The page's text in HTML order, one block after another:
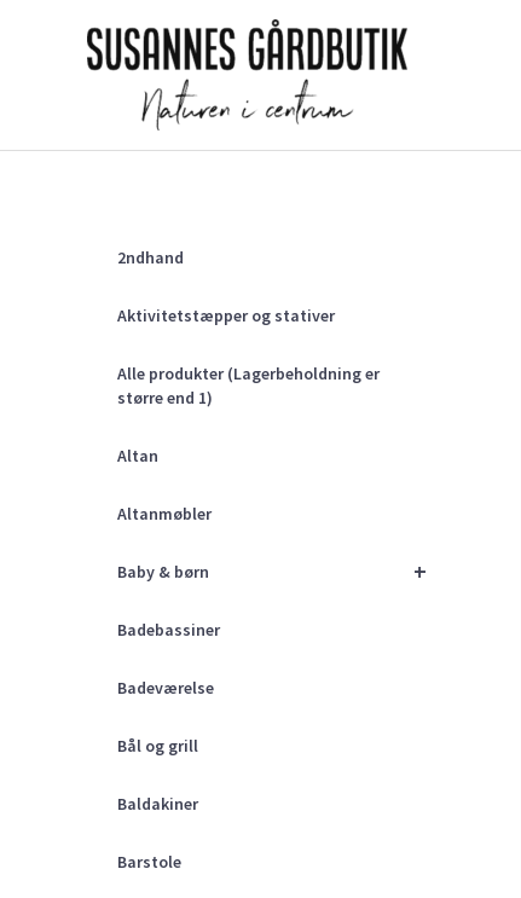
2ndhand
Aktivitetstæpper og stativer
Alle produkter (Lagerbeholdning er
større end 1)
Altan
Altanmøbler
+
Baby & børn
Badebassiner
Badeværelse
Bål og grill
Baldakiner
Barstole